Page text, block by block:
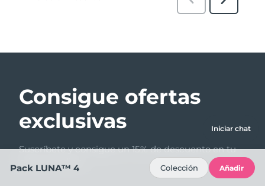
Consigue ofertas
exclusivas
Suscríbete y consigue un 15% de descuento en tu
primer pedido.
Iniciar chat
Pack LUNA™ 4 Colección Añadir